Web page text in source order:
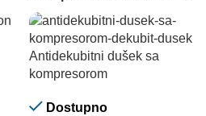
Antidekubitni dušek sa
kompresorom
Dostupno